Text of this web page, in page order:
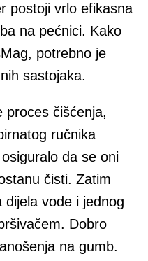
postoji vrlo efikasna
na pećnici. Kako
potrebno je
sastojaka.
proces čišćenja,
ručnika
da se oni
čisti. Zatim
vode i jednog
Dobro
na gumb.